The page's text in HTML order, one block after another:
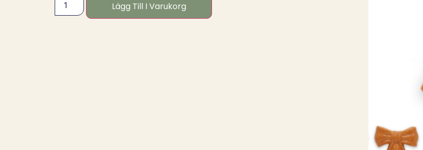
Lägg Till I Varukorg